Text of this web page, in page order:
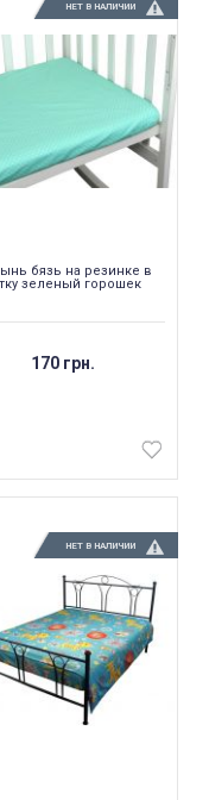
НЕТ В НАЛИЧИИ
бязь на резинке в
зеленый горошек
170 грн.
НЕТ В НАЛИЧИИ